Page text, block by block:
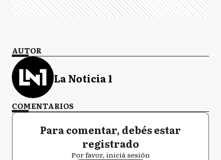
AUTOR
La Noticia 1
COMENTARIOS
Para comentar, debés estar
registrado
Por favor, iniciá sesión